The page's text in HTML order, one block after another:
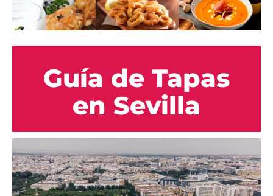
Guía de Tapas
en Sevilla